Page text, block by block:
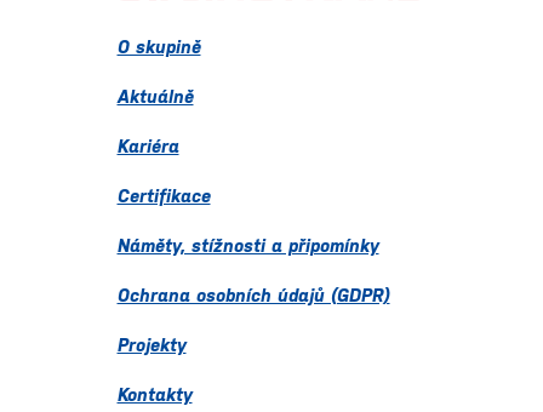
O skupině
Aktuálně
Kariéra
Certifikace
Náměty, stížnosti a připomínky
Ochrana osobních údajů (GDPR)
Projekty
Kontakty